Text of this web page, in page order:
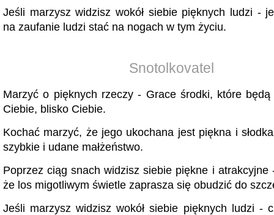
Jeśli marzysz widzisz wokół siebie pięknych ludzi -
na zaufanie ludzi stać na nogach w tym życiu.
Snotolkovatel
Marzyć o pięknych rzeczy - Grace środki, które będą
Ciebie, blisko Ciebie.
Kochać marzyć, że jego ukochana jest piękna i
szybkie i udane małżeństwo.
Poprzez ciąg snach widzisz siebie piękne i atrakcyjne
że los migotliwym świetle zaprasza się obudzić do
Jeśli marzysz widzisz wokół siebie pięknych ludzi -